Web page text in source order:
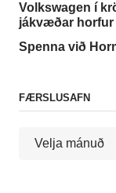
Volkswagen í
jákvæðar horfur
Spenna við
FÆRSLUSAFN